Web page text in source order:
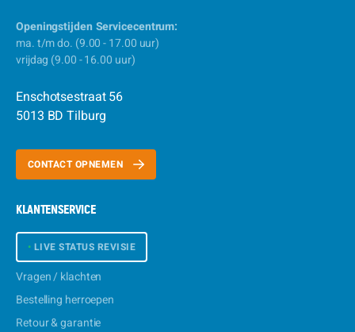
Openingstijden Servicecentrum:
ma. t/m do. (9.00 - 17.00 uur)
vrijdag (9.00 - 16.00 uur)
Enschotsestraat 56
5013 BD Tilburg
CONTACT OPNEMEN
KLANTENSERVICE
• LIVE STATUS REVISIE
Vragen / klachten
Bestelling herroepen
Retour & garantie